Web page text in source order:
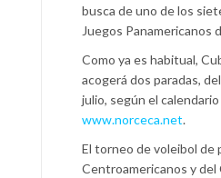
busca de uno de los
Juegos Panamericanos
Como ya es habitual,
acogerá dos paradas,
julio, según el
www.norceca.net.
El torneo de voleibol de
Centroamericanos y del